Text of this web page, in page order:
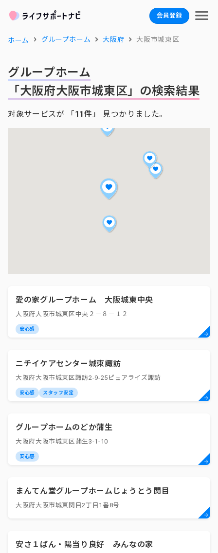
会員登録
ホーム グループホーム 大阪府 大阪市城東区
グループホーム
「大阪府大阪市城東区」の検索結果
対象サービスが 「11件 」 見つかりました。
愛の家グループホーム 大阪城東中央
大阪府大阪市城東区中央２－８－１２
安心感
ニチイケアセンター城東諏訪
大阪府大阪市城東区諏訪2-9-25ピュアライズ諏訪
安心感 スタッフ安定
グループホームのどか蒲生
大阪府大阪市城東区蒲生3-1-10
安心感
まんてん堂グループホームじょうとう関目
大阪府大阪市城東関目2丁目1番8号
安さ１ばん・陽当り良好 みんなの家